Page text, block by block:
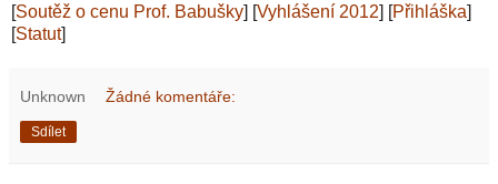
[Soutěž o cenu Prof. Babušky] [Vyhlášení 2012] [Přihláška]
[Statut]
Unknown Žádné komentáře:
Sdílet